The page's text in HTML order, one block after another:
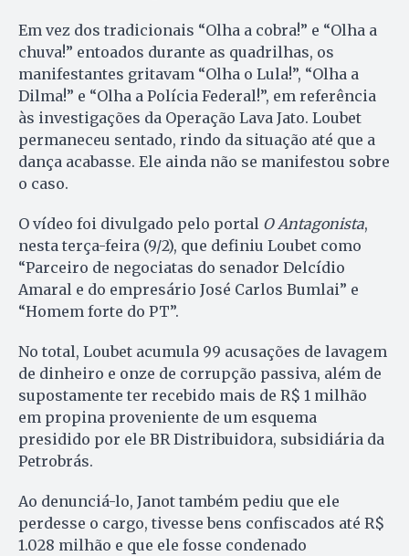
Em vez dos tradicionais “Olha a cobra!” e “Olha a
chuva!” entoados durante as quadrilhas, os
manifestantes gritavam “Olha o Lula!”, “Olha a
Dilma!” e “Olha a Polícia Federal!”, em referência
às investigações da Operação Lava Jato. Loubet
permaneceu sentado, rindo da situação até que a
dança acabasse. Ele ainda não se manifestou sobre
o caso.
O vídeo foi divulgado pelo portal O Antagonista,
nesta terça-feira (9/2), que definiu Loubet como
“Parceiro de negociatas do senador Delcídio
Amaral e do empresário José Carlos Bumlai” e
“Homem forte do PT”.
No total, Loubet acumula 99 acusações de lavagem
de dinheiro e onze de corrupção passiva, além de
supostamente ter recebido mais de R$ 1 milhão
em propina proveniente de um esquema
presidido por ele BR Distribuidora, subsidiária da
Petrobrás.
Ao denunciá-lo, Janot também pediu que ele
perdesse o cargo, tivesse bens confiscados até R$
1.028 milhão e que ele fosse condenado